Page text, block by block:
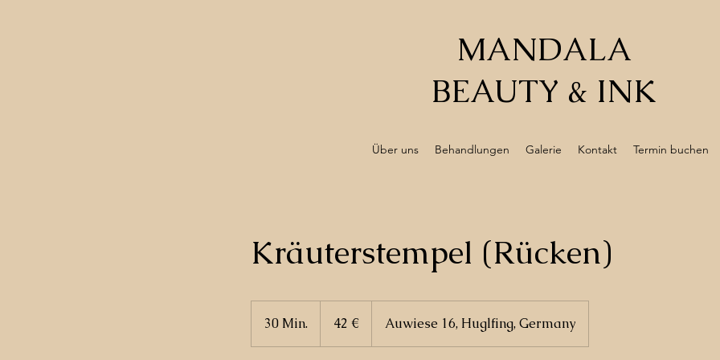
MANDALA
BEAUTY & INK
Über uns Behandlungen Galerie Kontakt Termin buchen
Kräuterstempel (Rücken)
30 Min.
0
42 € Auwiese 16, Huglfing, Germany